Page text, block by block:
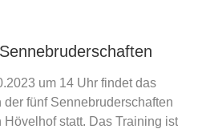
um 14 Uhr findet das
fünf Sennebruderschaften
statt. Das Training ist